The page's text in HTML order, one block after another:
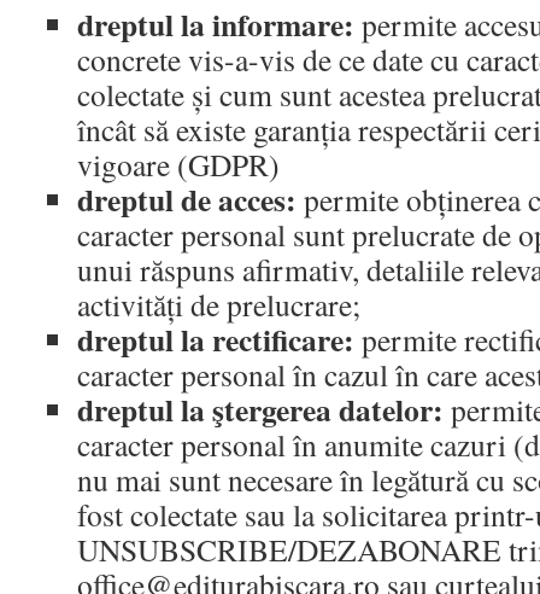
dreptul la informare: permite
concrete vis-a-vis de ce date cu
colectate și cum sunt acestea
încât să existe garanția respectării
vigoare (GDPR)
dreptul de acces: permite obținerea
caracter personal sunt prelucrate de
unui răspuns afirmativ, detaliile
activități de prelucrare;
dreptul la rectificare: permite
caracter personal în cazul în care
dreptul la ştergerea datelor:
caracter personal în anumite cazuri
nu mai sunt necesare în legătură cu
fost colectate sau la solicitarea
UNSUBSCRIBE/DEZABONARE
office@editurabiscara.ro sau